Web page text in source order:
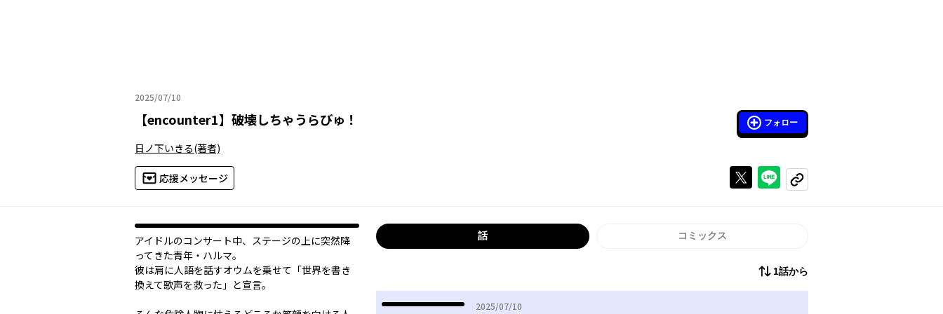
2025/07/10
2025年07月10日
【encounter1】 破壊しちゃうらびゅ！ フォロー
日ノ下いきる(著者)
応援メッセージ Xで投稿するラインでシェアする
コピーする
アイドルのコンサート中、ステージの上に突然降
ってきた青年・ハルマ。
彼は肩に人語を話すオウムを乗せて「世界を書き
換えて歌声を救った」と宣言。
話 コミックス
1話から
2025/07/10
2025年07月10日